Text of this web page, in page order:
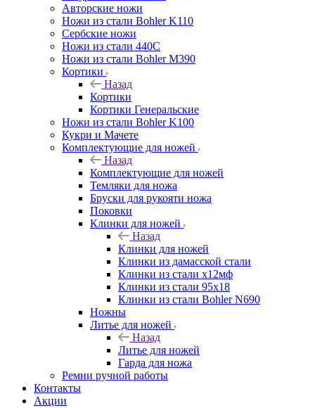
Авторские ножи
Ножи из стали Bohler K110
Сербские ножи
Ножи из стали 440С
Ножи из стали Bohler M390
Кортики
Назад
Кортики
Кортики Генеральские
Ножи из стали Bohler K100
Кукри и Мачете
Комплектующие для ножей
Назад
Комплектующие для ножей
Темляки для ножа
Бруски для рукояти ножа
Поковки
Клинки для ножей
Назад
Клинки для ножей
Клинки из дамасской стали
Клинки из стали х12мф
Клинки из стали 95х18
Клинки из стали Bohler N690
Ножны
Литье для ножей
Назад
Литье для ножей
Гарда для ножа
Ремни ручной работы
Контакты
Акции